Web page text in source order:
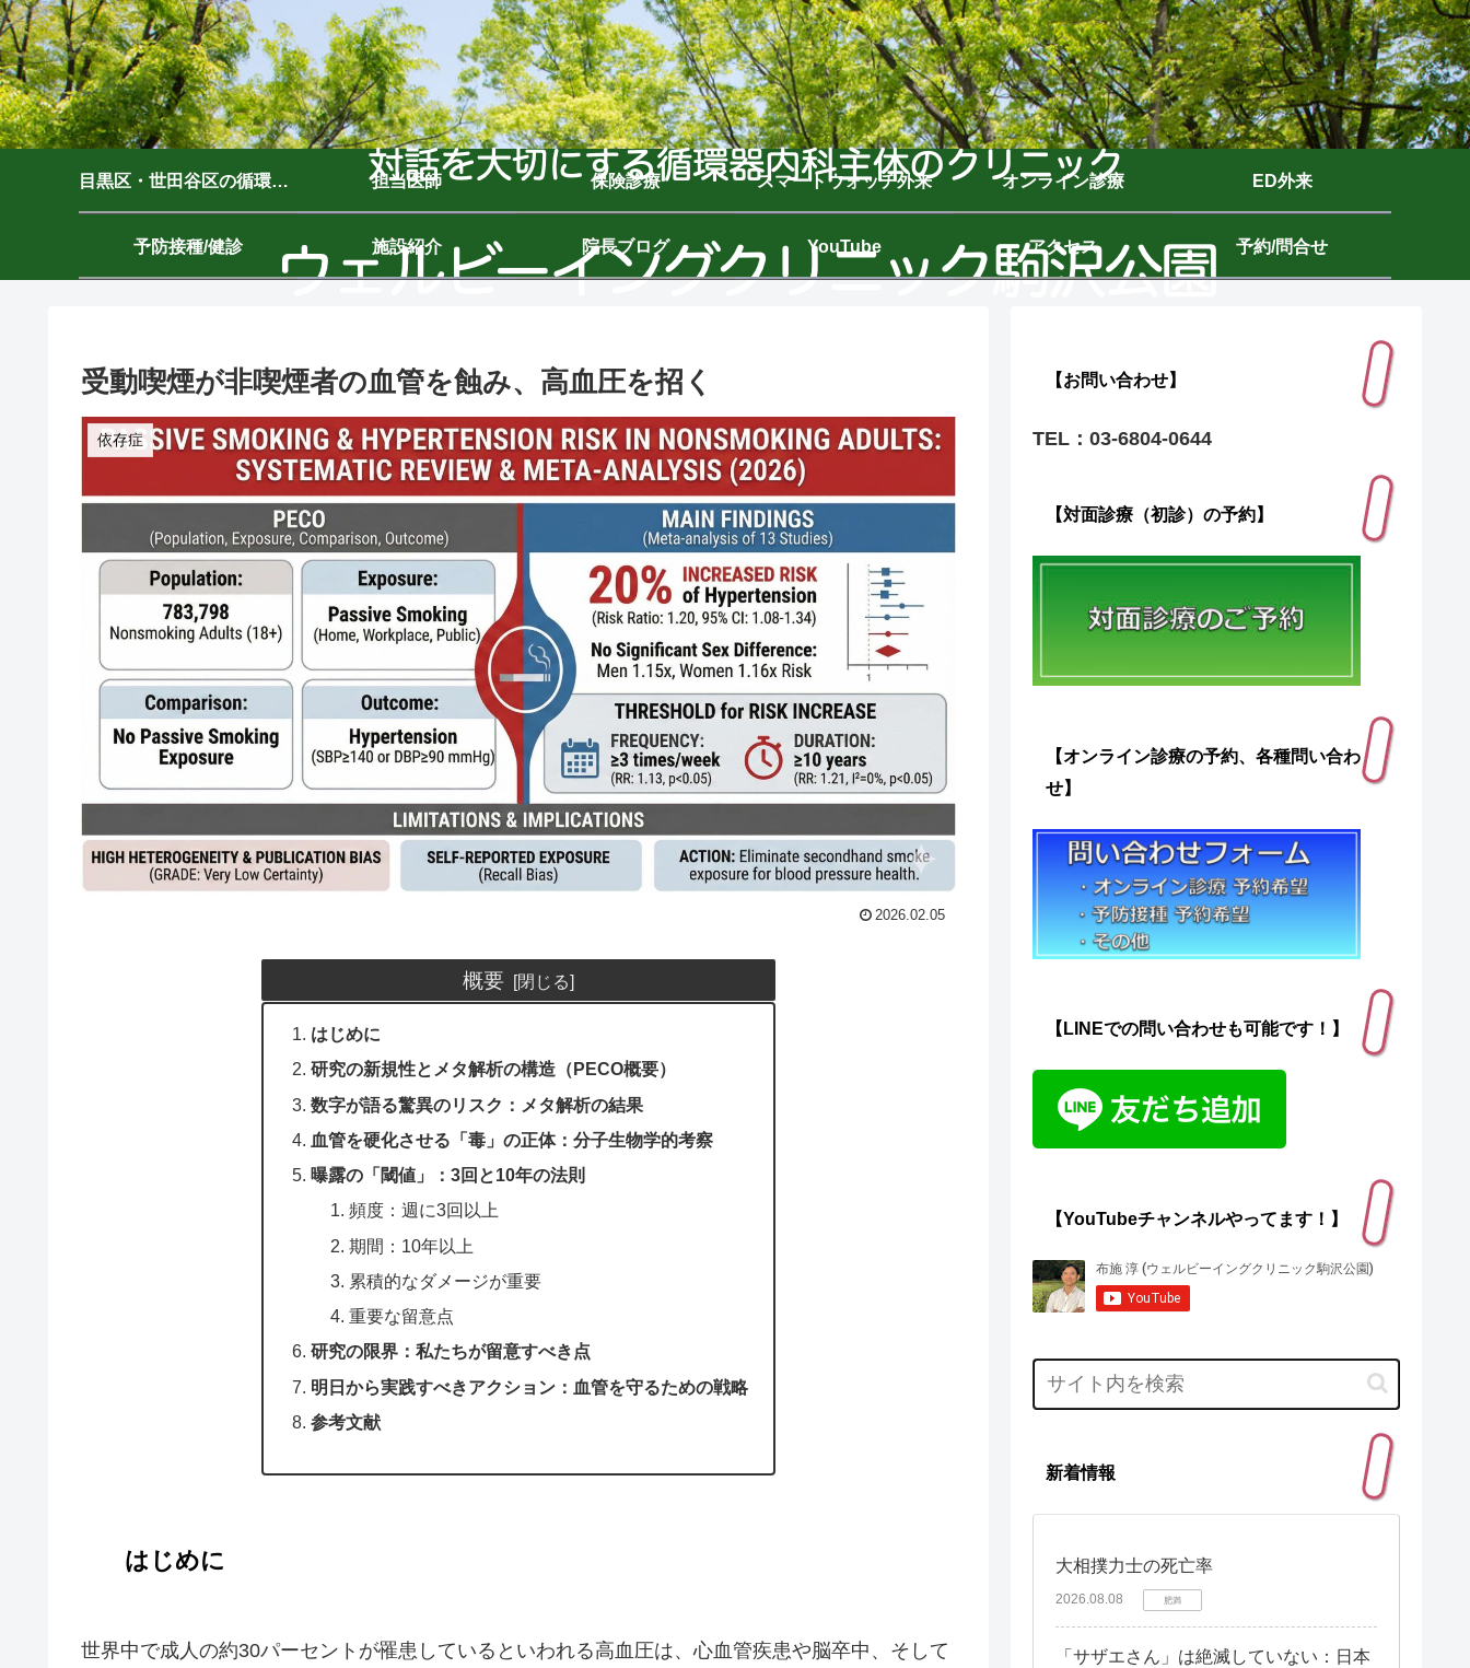
目黒区・世田谷区の循環器内科｜ウェルビーイングクリニック駒沢公園｜駒沢大学駅7分 担当医師 保険診療 スマートウォッチ外来 オンライン診療 ED外来
予防接種/健診 施設紹介 院長ブログ YouTube アクセス 予約/問合せ
受動喫煙が非喫煙者の血管を蝕み、高血圧を招く
依存症
2026.02.05
概要
はじめに
研究の新規性とメタ解析の構造（PECO概要）
数字が語る驚異のリスク：メタ解析の結果
血管を硬化させる「毒」の正体：分子生物学的考察
曝露の「閾値」：3回と10年の法則
頻度：週に3回以上
期間：10年以上
累積的なダメージが重要
重要な留意点
研究の限界：私たちが留意すべき点
明日から実践すべきアクション：血管を守るための戦略
参考文献
はじめに
世界中で成人の約30パーセントが罹患しているといわれる高血圧は、心血管疾患や脳卒中、そして
【お問い合わせ】
TEL：03-6804-0644
【対面診療（初診）の予約】
【オンライン診療の予約、各種問い合わ
せ】
【LINEでの問い合わせも可能です！】
【YouTubeチャンネルやってます！】
新着情報
大相撲力士の死亡率
2026.08.08 肥満
「サザエさん」は絶滅していない：日本